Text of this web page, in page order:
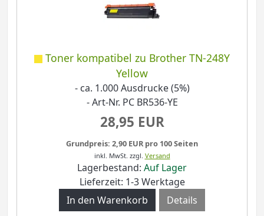
Toner kompatibel zu Brother TN-248Y
Yellow
- ca. 1.000 Ausdrucke (5%)
- Art-Nr. PC BR536-YE
28,95 EUR
Grundpreis: 2,90 EUR pro 100 Seiten
inkl. MwSt. zzgl. Versand
Lagerbestand: Auf Lager
Lieferzeit: 1-3 Werktage
Details